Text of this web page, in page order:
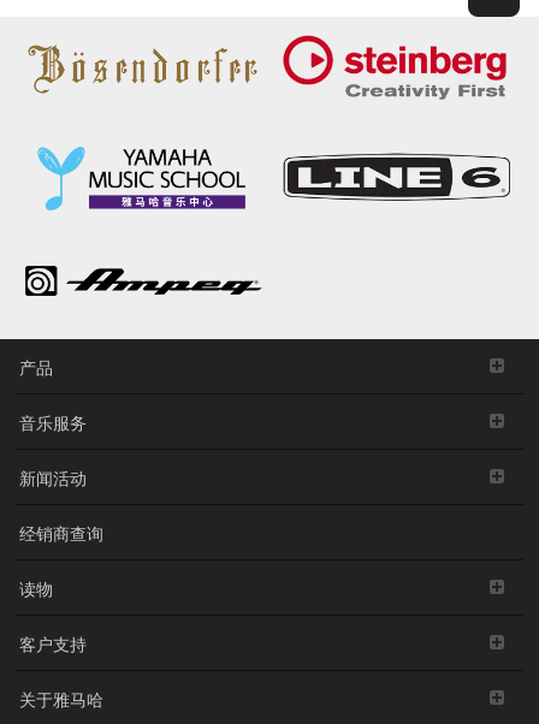
产品
音乐服务
新闻活动
经销商查询
读物
客户支持
关于雅马哈